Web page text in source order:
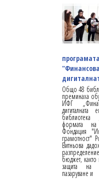
Общо 48
преминаха
ИФГ
формата
Фондация
грамотност"
Витньова
бюджет, както
защита на
пазаруване и